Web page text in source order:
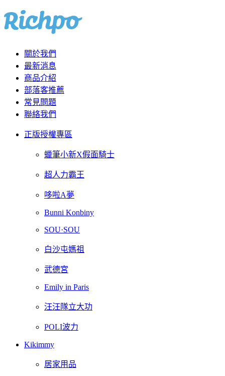
關於我們
最新消息
商品介紹
部落客推薦
常見問題
聯絡我們
正版授權專區
蠟筆小新X假面騎士
超人力霸王
哆啦A夢
Bunni Konbiny
SOU·SOU
白沙屯媽祖
武德宮
Emily in Paris
汪汪隊立大功
POLI波力
Kikimmy
居家用品